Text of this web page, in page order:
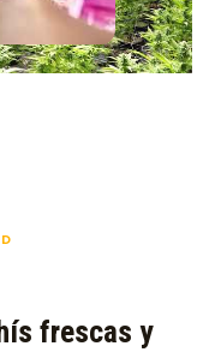
frescas y